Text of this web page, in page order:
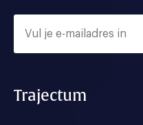
Trajectum